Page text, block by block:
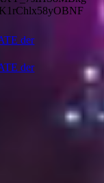
der
der